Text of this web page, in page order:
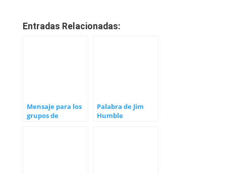
Entradas Relacionadas:
Mensaje para los
grupos de
Palabra de Jim
Humble